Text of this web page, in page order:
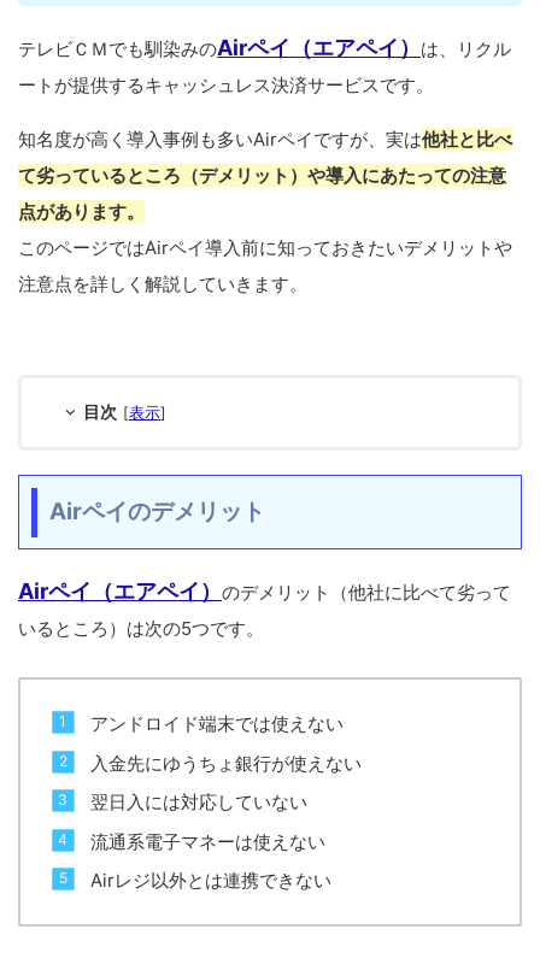
テレビＣＭでも馴染みのAirペイ（エアペイ）
は、リクル
ートが提供するキャッシュレス決済サービスです。
知名度が高く導入事例も多いAirペイですが、実は他社と比べ
て劣っているところ（デメリット）や導入にあたっての注意
点があります。
このページではAirペイ導入前に知っておきたいデメリットや
注意点を詳しく解説していきます。
目次 [表示]
Airペイのデメリット
Airペイ（エアペイ） のデメリット（他社に比べて劣って
いるところ）は次の5つです。
アンドロイド端末では使えない
入金先にゆうちょ銀行が使えない
翌日入には対応していない
流通系電子マネーは使えない
Airレジ以外とは連携できない